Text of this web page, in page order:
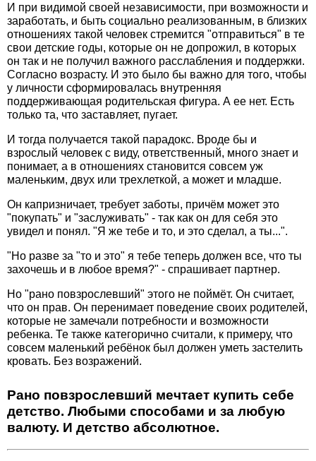
И при видимой своей независимости, при возможности и
заработать, и быть социально реализованным, в близких
отношениях такой человек стремится "отправиться" в те
свои детские годы, которые он не допрожил, в которых
он так и не получил важного расслабления и поддержки.
Согласно возрасту. И это было бы важно для того, чтобы
у личности сформировалась внутренняя
поддерживающая родительская фигура. А ее нет. Есть
только та, что заставляет, пугает.
И тогда получается такой парадокс. Вроде бы и
взрослый человек с виду, ответственный, много знает и
понимает, а в отношениях становится совсем уж
маленьким, двух или трехлеткой, а может и младше.
Он капризничает, требует заботы, причём может это
"покупать" и "заслуживать" - так как он для себя это
увидел и понял. "Я же тебе и то, и это сделал, а ты...".
"Но разве за "то и это" я тебе теперь должен все, что ты
захочешь и в любое время?" - спрашивает партнер.
Но "рано повзрослевший" этого не поймёт. Он считает,
что он прав. Он перенимает поведение своих родителей,
которые не замечали потребности и возможности
ребенка. Те также категорично считали, к примеру, что
совсем маленький ребёнок был должен уметь застелить
кровать. Без возражений.
Рано повзрослевший мечтает купить себе
детство. Любыми способами и за любую
валюту. И детство абсолютное.